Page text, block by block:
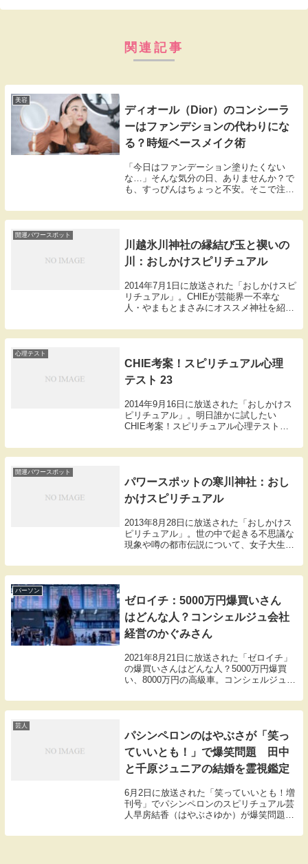
関連記事
美容
ディオール（Dior）のコンシーラ
ーはファンデションの代わりにな
る？時短ベースメイク術
「今日はファンデーション塗りたくない
な…」そんな気分の日、ありませんか？で
も、すっぴんはちょっと不安。そこで注目
ー。これ1本でベースメイクが完成するっ
て噂、聞いたことありませんか？「ファン
開運パワースポット
川越氷川神社の縁結び玉と禊いの
川：おしかけスピリチュアル
2014年7月1日に放送された「おしかけスピ
リチュアル」。CHIEが芸能界一不幸な
人・やまもとまさみにオススメ神社を紹介
ぷりで優勝し、順風満帆な人生に思えるの
だが、毎日のように様々な小さな不幸が...
心理テスト
CHIE考案！スピリチュアル心理
テスト 23
2014年9月16日に放送された「おしかけス
ピリチュアル」。明日誰かに試したい
CHIE考案！スピリチュアル心理テストで
宇宙船に乗っています。どこに向かってい
ますか？①木星②火星③土星④水星
開運パワースポット
パワースポットの寒川神社：おし
かけスピリチュアル
2013年8月28日に放送された「おしかけス
ピリチュアル」。世の中で起きる不思議な
現象や噂の都市伝説について、女子大生
袋」今回はCHIEが視聴者から寄せられた
質問に回答する、開運夏期講習を開催！ゲ
パーソン
ゼロイチ：5000万円爆買いさん
はどんな人？コンシェルジュ会社
経営のかぐみさん
2021年8月21日に放送された「ゼロイチ」
の爆買いさんはどんな人？5000万円爆買
い、8000万円の高級車。コンシェルジュ会
さんの紹介です！
芸人
パシンペロンのはやぶさが「笑っ
ていいとも！」で爆笑問題 田中
と千原ジュニアの結婚を霊視鑑定
6月2日に放送された「笑っていいとも！増
刊号」でパシンペロンのスピリチュアル芸
人早房結香（はやぶさゆか）が爆笑問題
定しました。その様子を紹介します。千原